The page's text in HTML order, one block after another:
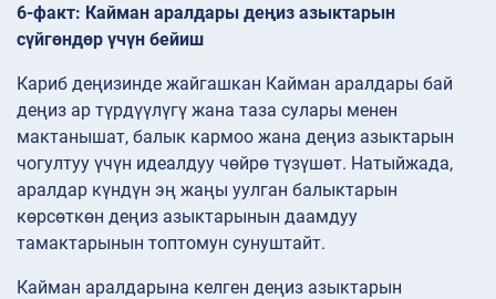
6-факт: Кайман аралдары деңиз азыктарын
сүйгөндөр үчүн бейиш
Кариб деңизинде жайгашкан Кайман аралдары бай
деңиз ар түрдүүлүгү жана таза сулары менен
мактанышат, балык кармоо жана деңиз азыктарын
чогултуу үчүн идеалдуу чөйрө түзүшөт. Натыйжада,
аралдар күндүн эң жаңы уулган балыктарын
көрсөткөн деңиз азыктарынын даамдуу
тамактарынын топтомун сунуштайт.
Кайман аралдарына келген деңиз азыктарын